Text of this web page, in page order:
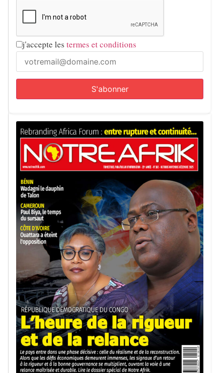
j'accepte les termes et conditions